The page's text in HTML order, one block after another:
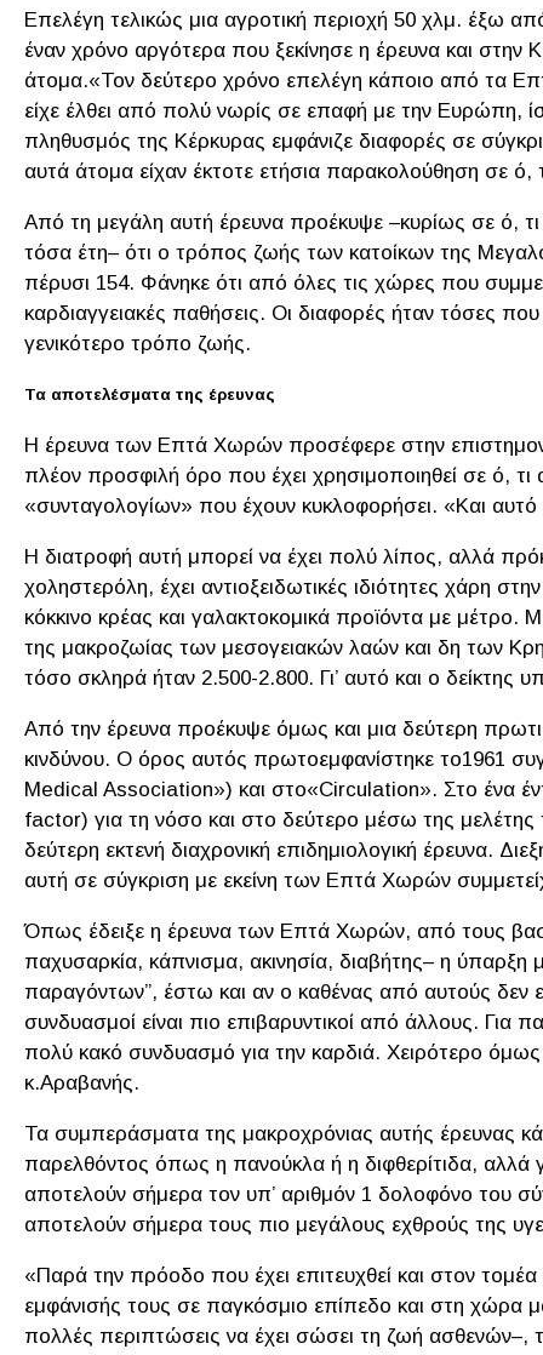
Επελέγη τελικώς μια αγροτική περιοχή 50 χλμ. έξω
έναν χρόνο αργότερα που ξεκίνησε η έρευνα και
άτομα.«Τον δεύτερο χρόνο επελέγη κάποιο από τα
είχε έλθει από πολύ νωρίς σε επαφή με την Ευρώπη,
πληθυσμός της Κέρκυρας εμφάνιζε διαφορές σε
αυτά άτομα είχαν έκτοτε ετήσια παρακολούθηση σε
Από τη μεγάλη αυτή έρευνα προέκυψε –κυρίως σε ό, τι
τόσα έτη– ότι ο τρόπος ζωής των κατοίκων της
πέρυσι 154. Φάνηκε ότι από όλες τις χώρες που
καρδιαγγειακές παθήσεις. Οι διαφορές ήταν τόσες
γενικότερο τρόπο ζωής.
Τα αποτελέσματα της έρευνας
Η έρευνα των Επτά Χωρών προσέφερε στην
πλέον προσφιλή όρο που έχει χρησιμοποιηθεί σε ό,
«συνταγολογίων» που έχουν κυκλοφορήσει. «Και αυτό
H διατροφή αυτή μπορεί να έχει πολύ λίπος, αλλά
χοληστερόλη, έχει αντιοξειδωτικές ιδιότητες χάρη
κόκκινο κρέας και γαλακτοκομικά προϊόντα με
της μακροζωίας των μεσογειακών λαών και δη των
τόσο σκληρά ήταν 2.500-2.800. Γι’ αυτό και ο
Από την έρευνα προέκυψε όμως και μια δεύτερη
κινδύνου. Ο όρος αυτός πρωτοεμφανίστηκε το1961
Medical Association») και στο«Circulation». Στο ένα
factor) για τη νόσο και στο δεύτερο μέσω της
δεύτερη εκτενή διαχρονική επιδημιολογική έρευνα.
αυτή σε σύγκριση με εκείνη των Επτά Χωρών
Όπως έδειξε η έρευνα των Επτά Χωρών, από τους
παχυσαρκία, κάπνισμα, ακινησία, διαβήτης– η ύπαρξη
παραγόντων”, έστω και αν ο καθένας από αυτούς δεν
συνδυασμοί είναι πιο επιβαρυντικοί από άλλους.
πολύ κακό συνδυασμό για την καρδιά. Χειρότερο
κ.Αραβανής.
Τα συμπεράσματα της μακροχρόνιας αυτής έρευνας
παρελθόντος όπως η πανούκλα ή η διφθερίτιδα, αλλά
αποτελούν σήμερα τον υπ’ αριθμόν 1 δολοφόνο του
αποτελούν σήμερα τους πιο μεγάλους εχθρούς της
«Παρά την πρόοδο που έχει επιτευχθεί και στον
εμφάνισής τους σε παγκόσμιο επίπεδο και στη χώρα
πολλές περιπτώσεις να έχει σώσει τη ζωή ασθενών–,